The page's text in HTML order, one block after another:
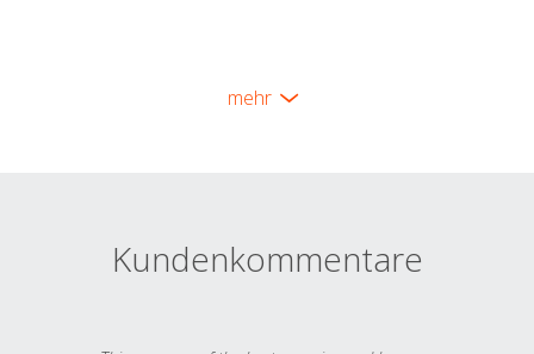
mehr
Kundenkommentare